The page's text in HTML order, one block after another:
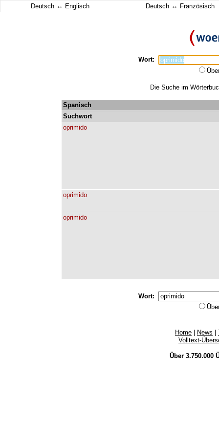
Deutsch ↔ Englisch Deutsch ↔ Französisch
Wort:
Die Suche im
Spanisch
Suchwort
oprimido
oprimido
oprimido
Wort:
Home News
Volltext-
Über 3.750.000